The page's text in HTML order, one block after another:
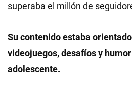
superaba el millón de
Su contenido estaba
videojuegos, desafíos y
adolescente.